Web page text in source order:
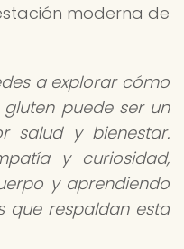
moderna de
a explorar cómo
gluten puede ser un
salud y bienestar.
y curiosidad,
y aprendiendo
que respaldan esta